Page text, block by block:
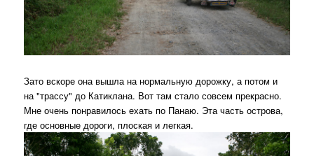
Зато вскоре она вышла на нормальную дорожку, а потом и
на "трассу" до Катиклана. Вот там стало совсем прекрасно.
Мне очень понравилось ехать по Панаю. Эта часть острова,
где основные дороги, плоская и легкая.